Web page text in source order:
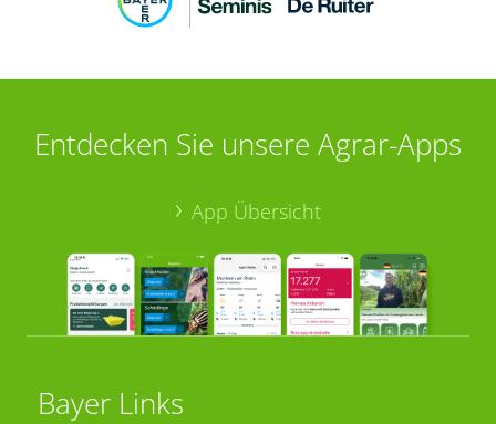
Entdecken Sie unsere Agrar-Apps
App Übersicht
Bayer Links